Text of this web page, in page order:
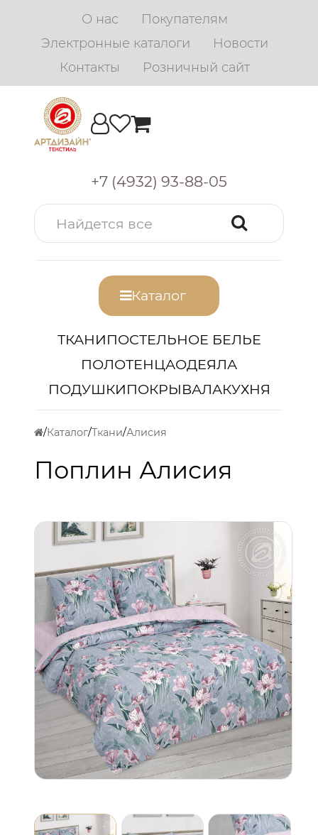
О нас
Покупателям
Электронные каталоги
Новости
Контакты
Розничный сайт
+7 (4932) 93-88-05
Каталог
ТКАНИПОСТЕЛЬНОЕ БЕЛЬЕ
ПОЛОТЕНЦАОДЕЯЛА
ПОДУШКИПОКРЫВАЛАКУХНЯ
Каталог Ткани Алисия
Поплин Алисия